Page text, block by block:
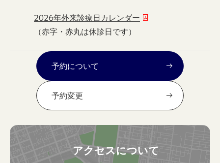
2026年外来診療日カレンダー
（赤字・赤丸は休診日です）
予約について
予約変更
アクセスについて